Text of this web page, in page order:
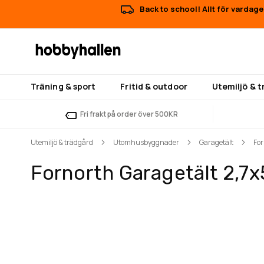
Back to school! Allt för
Träning & sport Fritid & outdoor Utemiljö &
Fri frakt på order över 500KR
Utemiljö & trädgård Utomhusbyggnader Garagetält
Fornorth Garagetält